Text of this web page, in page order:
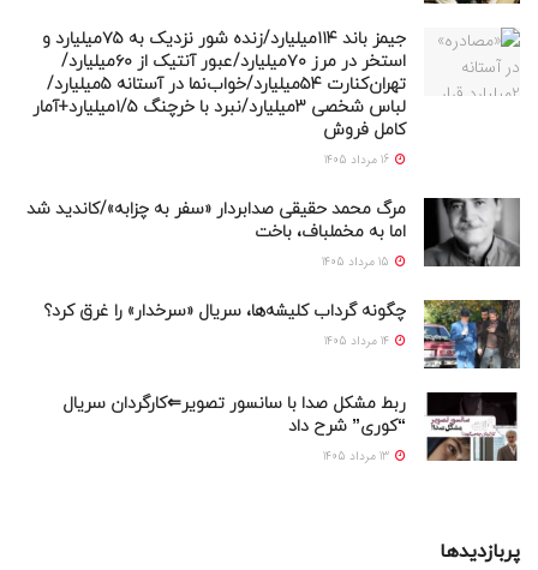
جیمز باند ۱۱۴میلیارد/زنده شور نزدیک به ۷۵میلیارد و
استخر در مرز ۷۰میلیارد/عبور آنتیک از ۶۰میلیارد/
تهران‌کنارت ۵۴میلیارد/خواب‌نما در آستانه ۵میلیارد/
لباس شخصی ۳میلیارد/نبرد با خرچنگ ۱/۵میلیارد+آمار
کامل فروش
مرگ محمد حقیقی صدابردار «سفر به چزابه»/کاندید شد
اما به مخملباف، باخت
چگونه گرداب کلیشه‌ها، سریال «سرخدار» را غرق کرد؟
ربط مشکل صدا با سانسور تصویر⇐کارگردان سریال
“کوری” شرح داد
پربازدیدها